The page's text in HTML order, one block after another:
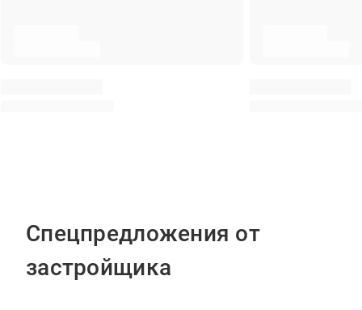
Спецпредложения от
застройщика